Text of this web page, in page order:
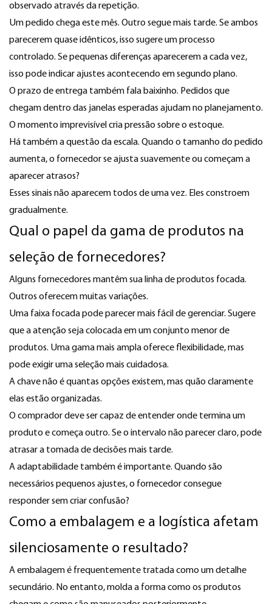
observado através da repetição.
Um pedido chega este mês. Outro segue mais tarde. Se ambos
parecerem quase idênticos, isso sugere um processo
controlado. Se pequenas diferenças aparecerem a cada vez,
isso pode indicar ajustes acontecendo em segundo plano.
O prazo de entrega também fala baixinho. Pedidos que
chegam dentro das janelas esperadas ajudam no planejamento.
O momento imprevisível cria pressão sobre o estoque.
Há também a questão da escala. Quando o tamanho do pedido
aumenta, o fornecedor se ajusta suavemente ou começam a
aparecer atrasos?
Esses sinais não aparecem todos de uma vez. Eles constroem
gradualmente.
Qual o papel da gama de produtos na
seleção de fornecedores?
Alguns fornecedores mantêm sua linha de produtos focada.
Outros oferecem muitas variações.
Uma faixa focada pode parecer mais fácil de gerenciar. Sugere
que a atenção seja colocada em um conjunto menor de
produtos. Uma gama mais ampla oferece flexibilidade, mas
pode exigir uma seleção mais cuidadosa.
A chave não é quantas opções existem, mas quão claramente
elas estão organizadas.
O comprador deve ser capaz de entender onde termina um
produto e começa outro. Se o intervalo não parecer claro, pode
atrasar a tomada de decisões mais tarde.
A adaptabilidade também é importante. Quando são
necessários pequenos ajustes, o fornecedor consegue
responder sem criar confusão?
Como a embalagem e a logística afetam
silenciosamente o resultado?
A embalagem é frequentemente tratada como um detalhe
secundário. No entanto, molda a forma como os produtos